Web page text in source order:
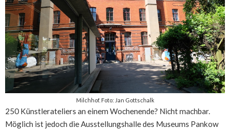
Milchhof. Foto: Jan Gottschalk
250 Künstlerateliers an einem Wochenende? Nicht machbar.
Möglich ist jedoch die Ausstellungshalle des Museums Pankow